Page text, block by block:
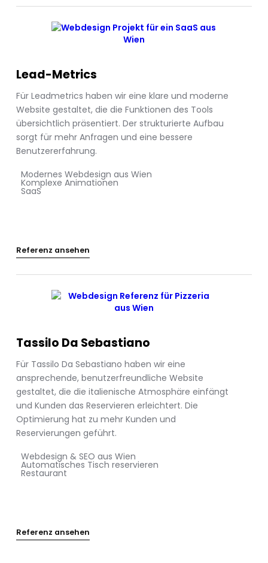
Lead-Metrics
Für Leadmetrics haben wir eine klare und moderne
Website gestaltet, die die Funktionen des Tools
übersichtlich präsentiert. Der strukturierte Aufbau
sorgt für mehr Anfragen und eine bessere
Benutzererfahrung.
Modernes Webdesign aus Wien
Komplexe Animationen
SaaS
Referenz ansehen
Tassilo Da Sebastiano
Für Tassilo Da Sebastiano haben wir eine
ansprechende, benutzerfreundliche Website
gestaltet, die die italienische Atmosphäre einfängt
und Kunden das Reservieren erleichtert. Die
Optimierung hat zu mehr Kunden und
Reservierungen geführt.
Webdesign & SEO aus Wien
Automatisches Tisch reservieren
Restaurant
Referenz ansehen